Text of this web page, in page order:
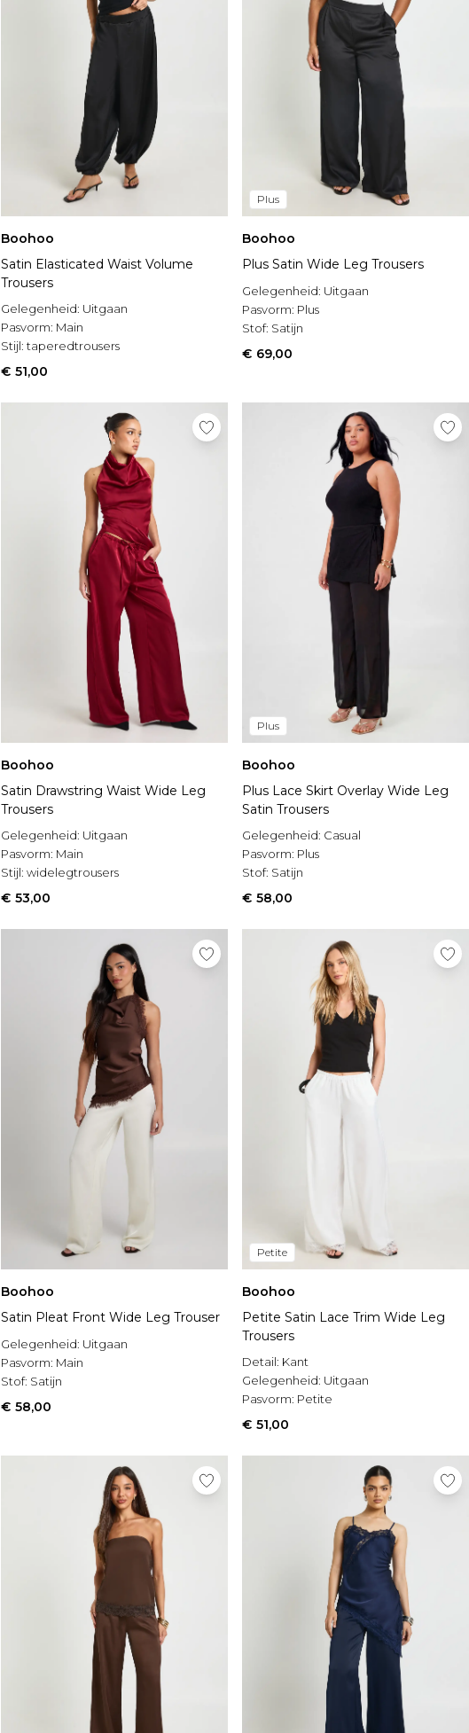
Boohoo
Satin Elasticated Waist Volume
Trousers
Gelegenheid: Uitgaan
Pasvorm: Main
Stijl: taperedtrousers
€ 51,00
Plus
Boohoo
Plus Satin Wide Leg Trousers
Gelegenheid: Uitgaan
Pasvorm: Plus
Stof: Satijn
€ 69,00
Boohoo
Satin Drawstring Waist Wide Leg
Trousers
Gelegenheid: Uitgaan
Pasvorm: Main
Stijl: widelegtrousers
€ 53,00
Plus
Boohoo
Plus Lace Skirt Overlay Wide Leg
Satin Trousers
Gelegenheid: Casual
Pasvorm: Plus
Stof: Satijn
€ 58,00
Boohoo
Satin Pleat Front Wide Leg Trouser
Gelegenheid: Uitgaan
Pasvorm: Main
Stof: Satijn
€ 58,00
Petite
Boohoo
Petite Satin Lace Trim Wide Leg
Trousers
Detail: Kant
Gelegenheid: Uitgaan
Pasvorm: Petite
€ 51,00